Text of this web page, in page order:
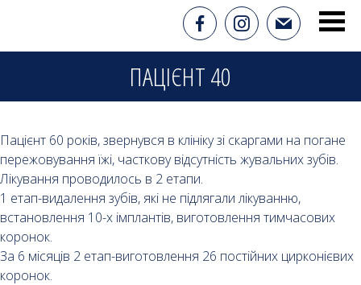
ПАЦІЄНТ 40
Пацієнт 60 років, звернувся в клініку зі скаргами на погане
пережовування їжі, часткову відсутність жувальних зубів.
Лікування проводилось в 2 етапи.
1 етап-видалення зубів, які не підлягали лікуванню,
встановлення 10-х імплантів, виготовлення тимчасових
коронок.
За 6 місяців 2 етап-виготовлення 26 постійних цирконієвих
коронок.